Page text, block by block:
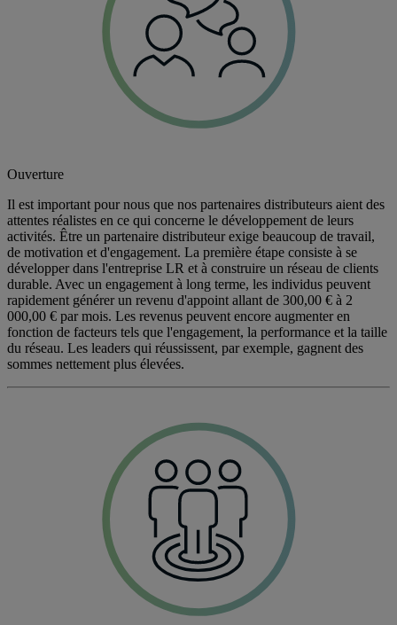
Ouverture
Il est important pour nous que nos partenaires distributeurs aient des
attentes réalistes en ce qui concerne le développement de leurs
activités. Être un partenaire distributeur exige beaucoup de travail,
de motivation et d'engagement. La première étape consiste à se
développer dans l'entreprise LR et à construire un réseau de clients
durable. Avec un engagement à long terme, les individus peuvent
rapidement générer un revenu d'appoint allant de 300,00 € à 2
000,00 € par mois. Les revenus peuvent encore augmenter en
fonction de facteurs tels que l'engagement, la performance et la taille
du réseau. Les leaders qui réussissent, par exemple, gagnent des
sommes nettement plus élevées.